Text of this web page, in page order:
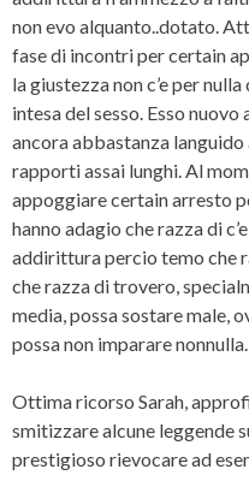
non evo alquanto..dotato.
fase di incontri per certain
la giustezza non c’e per
intesa del sesso. Esso
ancora abbastanza
rapporti assai lunghi. Al
appoggiare certain arresto
hanno adagio che razza di
addirittura percio temo che
che razza di trovero,
media, possa sostare male,
possa non imparare
Ottima ricorso Sarah,
smitizzare alcune leggende
prestigioso rievocare ad